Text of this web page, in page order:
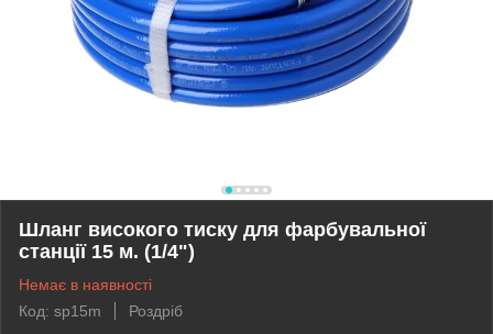
Шланг високого тиску для фарбувальної
станції 15 м. (1/4")
Немає в наявності
Код: sp15m
Роздріб